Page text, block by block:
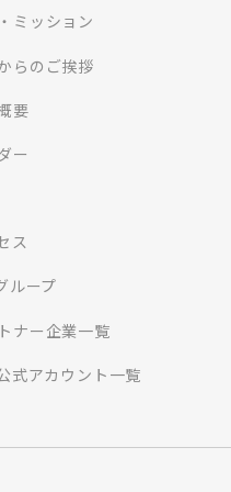
ミッション
らのご挨拶
要
ー
ス
ループ
ナー企業一覧
式アカウント一覧